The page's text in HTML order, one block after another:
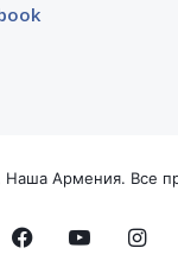
Армения. Все
FacebookYouTube